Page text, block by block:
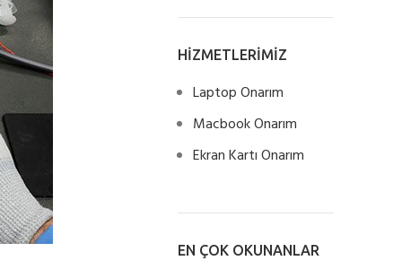
HİZMETLERİMİZ
Laptop Onarım
Macbook Onarım
Ekran Kartı Onarım
EN ÇOK OKUNANLAR